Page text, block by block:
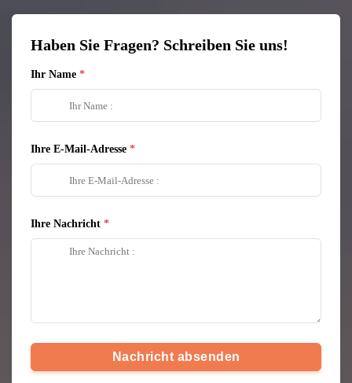
Haben Sie Fragen? Schreiben Sie uns!
Ihr Name
Ihre E-Mail-Adresse
Ihre Nachricht
Nachricht absenden